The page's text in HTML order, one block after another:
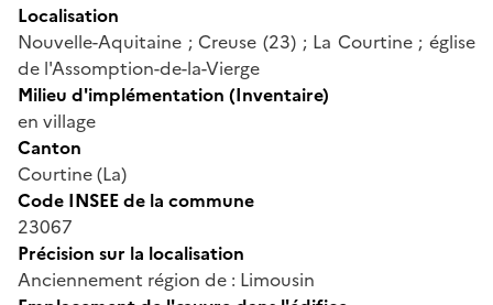
Localisation
Nouvelle-Aquitaine ; Creuse (23) ; La Courtine ; église
de l'Assomption-de-la-Vierge
Milieu d'implémentation (Inventaire)
en village
Canton
Courtine (La)
Code INSEE de la commune
23067
Précision sur la localisation
Anciennement région de : Limousin